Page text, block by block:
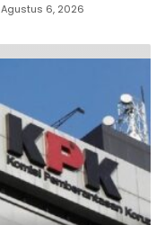
Agustus 6, 2026